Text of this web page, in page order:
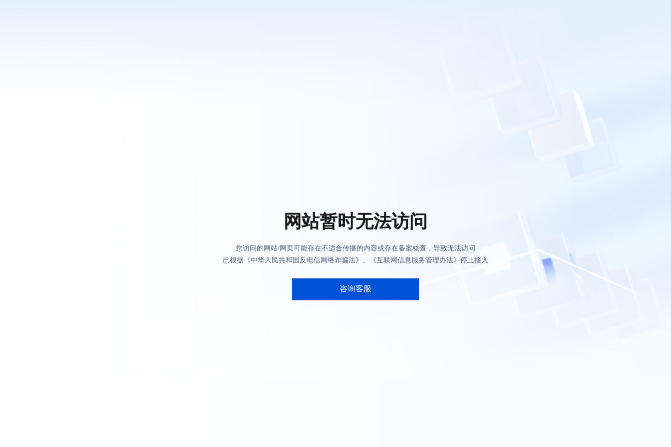
网站暂时无法访问
您访问的网站/网页可能存在不适合传播的内容或存在备案核查，导致无法访问
已根据《中华人民共和国反电信网络诈骗法》、《互联网信息服务管理办法》停止接入
咨询客服